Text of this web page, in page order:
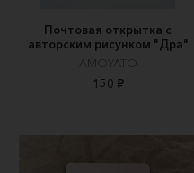
Почтовая открытка с
авторским рисунком "Дра"
AMOYATO
150 ₽